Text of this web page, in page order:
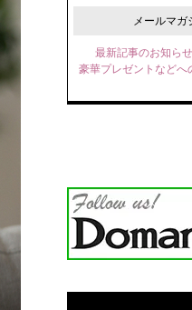
メールマガ
最新記事のお知ら
豪華プレゼントなどへ